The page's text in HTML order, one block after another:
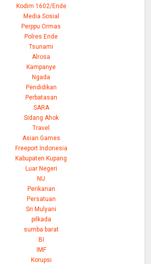
Kodim 1602/Ende
Media Sosial
Perppu Ormas
Polres Ende
Tsunami
Alrosa
Kampanye
Ngada
Pendidikan
Perbatasan
SARA
Sidang Ahok
Travel
Asian Games
Freeport Indonesia
Kabupaten Kupang
Luar Negeri
NU
Perikanan
Persatuan
Sri Mulyani
pilkada
sumba barat
BI
IMF
Korupsi